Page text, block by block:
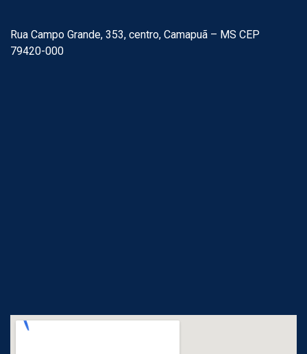
Rua Campo Grande, 353, centro, Camapuã – MS CEP
79420-000